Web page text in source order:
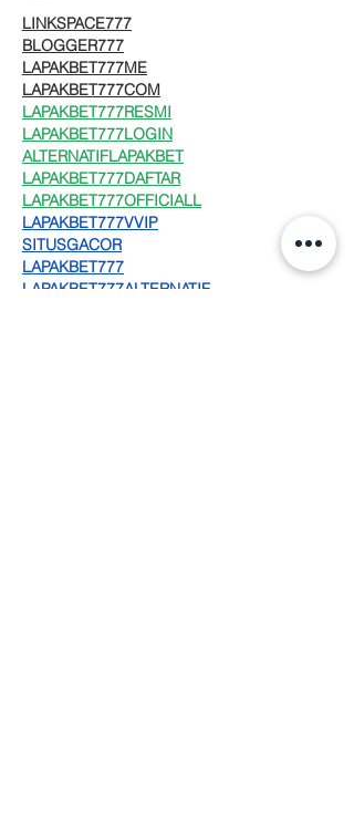
LINKSPACE777
BLOGGER777
LAPAKBET777ME
LAPAKBET777COM
LAPAKBET777RESMI
LAPAKBET777LOGIN
ALTERNATIFLAPAKBET
LAPAKBET777DAFTAR
LAPAKBET777OFFICIALL
LAPAKBET777VVIP
SITUSGACOR
LAPAKBET777
LAPAKBET777ALTERNATIF